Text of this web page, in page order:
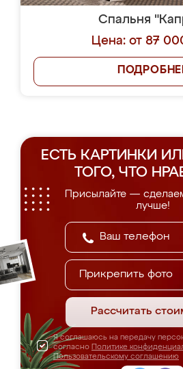
Спальня
Цена: от 87
ЕСТЬ КАРТИНКИ
ТОГО, ЧТО
Присылайте —
лучше!
Прикрепить фото
Рассчитать
Я соглашаюсь на передачу
согласно Политике
Пользовательскому соглашению